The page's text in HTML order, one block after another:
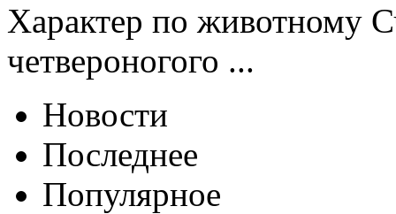
Характер по животному
четвероногого ...
Новости
Последнее
Популярное